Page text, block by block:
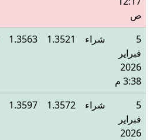
ص
5
فبراير
2026
3:38 م
شراء 1.3521
1.3563
5
فبراير
2026
شراء 1.3572
1.3597